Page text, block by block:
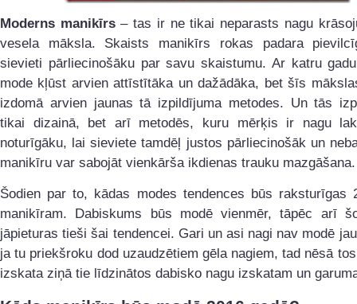
Moderns manikīrs– tas ir ne tikai neparasts nagu
vesela māksla. Skaists manikīrs rokas padara
sievieti pārliecinošāku par savu skaistumu. Ar katru
mode kļūst arvien attīstītāka un dažādāka, bet šīs
izdomā arvien jaunas tā izpildījuma metodes. Un tās
tikai dizainā, bet arī metodēs, kuru mērķis ir nagu
noturīgāku, lai sieviete tamdēļ justos pārliecinošāk un
manikīru var sabojāt vienkārša ikdienas trauku mazgāšana.
Šodien par to, kādas modes tendences būs raksturīgas
manikīram. Dabiskums būs modē vienmēr, tāpēc arī
jāpieturas tieši šai tendencei. Gari un asi nagi nav modē
ja tu priekšroku dod uzaudzētiem gēla nagiem, tad nēsā
izskata ziņā tie līdzinātos dabisko nagu izskatam un